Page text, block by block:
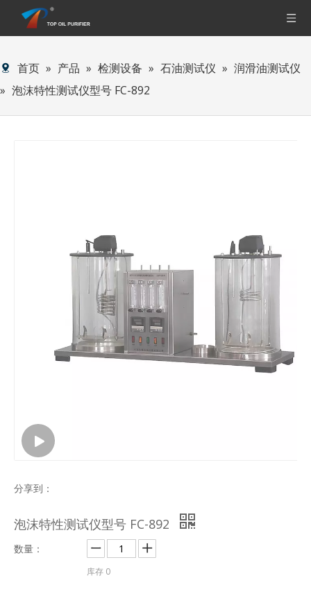
首页 » 产品 » 检测设备 » 石油测试仪 » 润滑油测试仪
» 泡沫特性测试仪型号 FC-892
分享到：
泡沫特性测试仪型号 FC-892
数量：
库存 0